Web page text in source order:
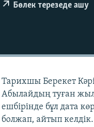
Бөлек терезеде ашу
Тарихшы Берекет
Абылайдың туған
ешбірінде бұл дата
болжап, айтып